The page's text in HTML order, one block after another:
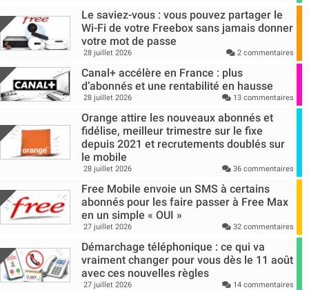
Le saviez-vous : vous pouvez partager le
Wi-Fi de votre Freebox sans jamais donner
votre mot de passe
28 juillet 2026 2 commentaires
Canal+ accélère en France : plus
d’abonnés et une rentabilité en hausse
28 juillet 2026 13 commentaires
Orange attire les nouveaux abonnés et
fidélise, meilleur trimestre sur le fixe
depuis 2021 et recrutements doublés sur
le mobile
28 juillet 2026 36 commentaires
Free Mobile envoie un SMS à certains
abonnés pour les faire passer à Free Max
en un simple « OUI »
27 juillet 2026 32 commentaires
Démarchage téléphonique : ce qui va
vraiment changer pour vous dès le 11 août
avec ces nouvelles règles
27 juillet 2026 14 commentaires